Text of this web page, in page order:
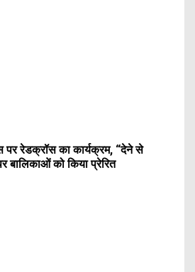
पर रेडक्रॉस का कार्यक्रम, “देने से
बालिकाओं को किया प्रेरित